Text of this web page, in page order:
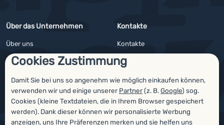
Cookies Zustimmung
Damit Sie bei uns so angenehm wie möglich einkaufen können,
verwenden wir und einige unserer Partner(z. B.Google) sog.
Cookies (kleine Textdateien, die in Ihrem Browser gespeichert
werden). Dank dieser können wir personalisierte Werbung
anzeigen, uns Ihre Präferenzen merken und sie helfen uns
Über das Unternehmen
Über uns
Impressum
4camping4nature
Unsere Tester
Kontakte
Kontakte
Angebote für Firmen und Vereine
Newsletter